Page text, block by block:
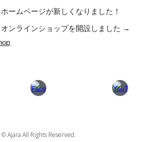
ームページが新しくなりました！
ンラインショップを開設しました →
©︎ Ajara All Rights Reserved.